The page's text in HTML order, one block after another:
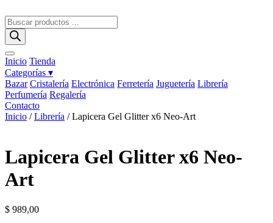
al
contenido
Búsqueda
de
productos
Inicio Tienda
Categorías ▾
Bazar Cristalería Electrónica Ferretería Juguetería Librería
Perfumería Regalería
Contacto
Inicio /Librería / Lapicera Gel Glitter x6 Neo-Art
Lapicera Gel Glitter x6 Neo-
Art
$ 989,00